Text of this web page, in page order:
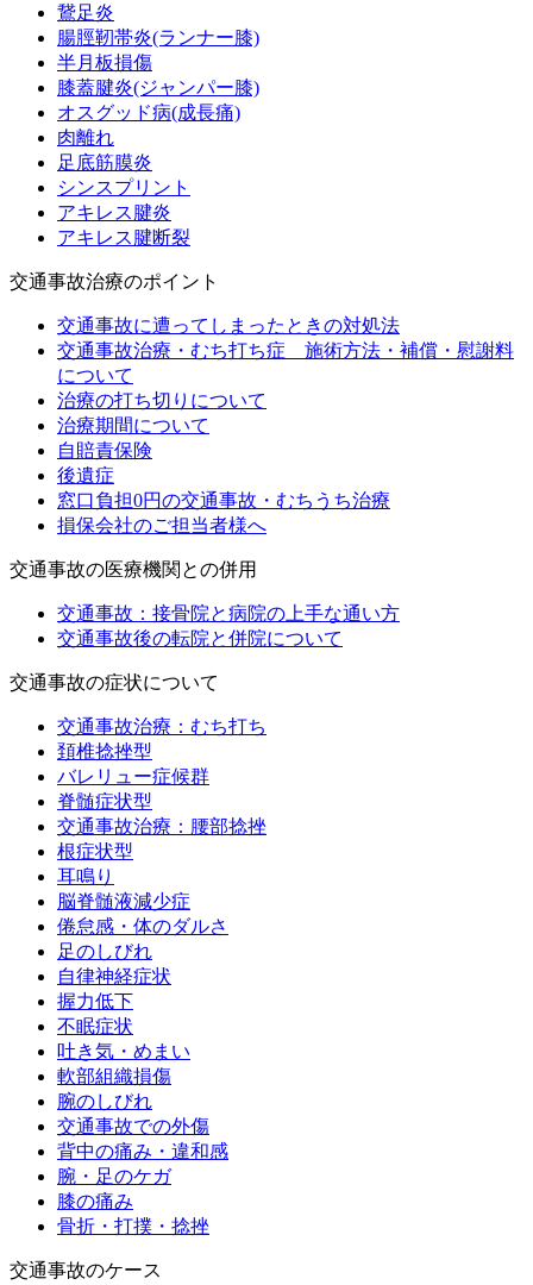
鵞足炎
腸脛靭帯炎(ランナー膝)
半月板損傷
膝蓋腱炎(ジャンパー膝)
オスグッド病(成長痛)
肉離れ
足底筋膜炎
シンスプリント
アキレス腱炎
アキレス腱断裂
交通事故治療のポイント
交通事故に遭ってしまったときの対処法
交通事故治療・むち打ち症 施術方法・補償・慰謝料
について
治療の打ち切りについて
治療期間について
自賠責保険
後遺症
窓口負担0円の交通事故・むちうち治療
損保会社のご担当者様へ
交通事故の医療機関との併用
交通事故：接骨院と病院の上手な通い方
交通事故後の転院と併院について
交通事故の症状について
交通事故治療：むち打ち
頚椎捻挫型
バレリュー症候群
脊髄症状型
交通事故治療：腰部捻挫
根症状型
耳鳴り
脳脊髄液減少症
倦怠感・体のダルさ
足のしびれ
自律神経症状
握力低下
不眠症状
吐き気・めまい
軟部組織損傷
腕のしびれ
交通事故での外傷
背中の痛み・違和感
腕・足のケガ
膝の痛み
骨折・打撲・捻挫
交通事故のケース